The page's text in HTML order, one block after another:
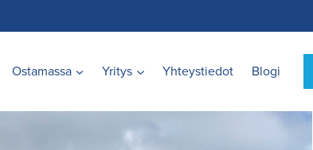
Ostamassa Yritys Yhteystiedot Blogi